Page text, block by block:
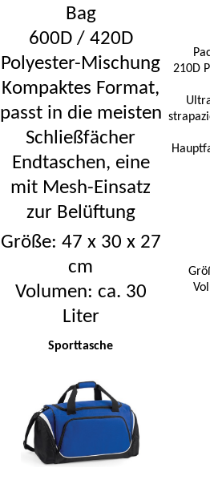
Bag
600D / 420D
Polyester-Mischung
Kompaktes Format,
passt in die meisten
Schließfächer
Endtaschen, eine
mit Mesh-Einsatz
zur Belüftung
210D
Größe: 47 x 30 x 27
cm
Volumen: ca. 30
Liter
Sporttasche